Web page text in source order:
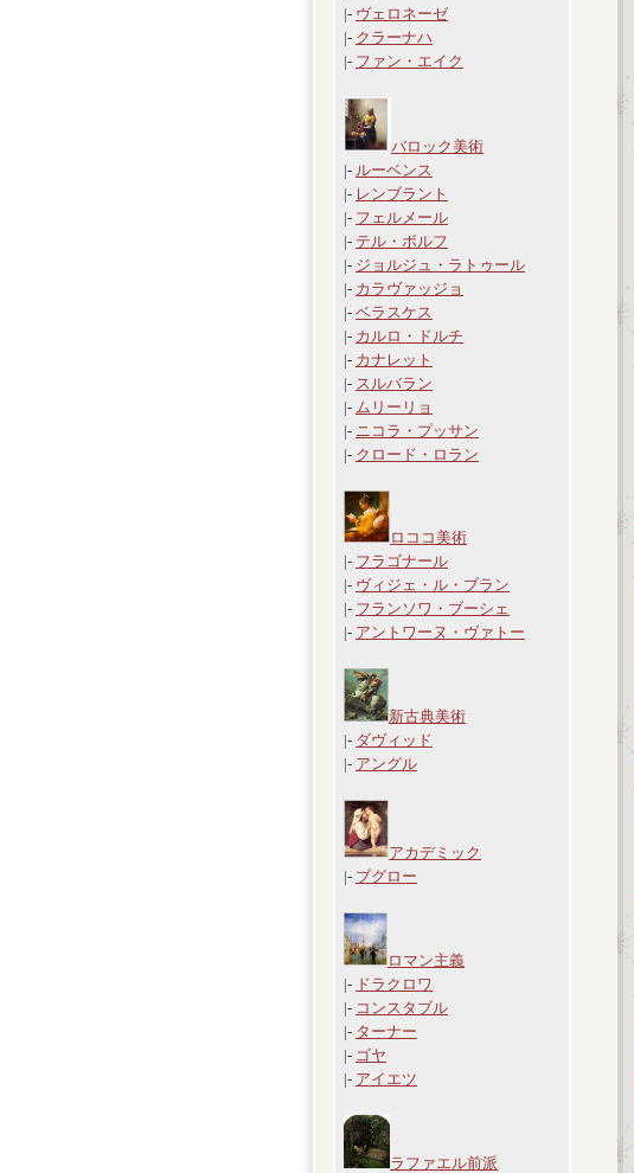
|- ヴェロネーゼ
|- クラーナハ
|- ファン・エイク
バロック美術
|- ルーベンス
|- レンブラント
|- フェルメール
|- テル・ボルフ
|- ジョルジュ・ラトゥール
|- カラヴァッジョ
|- ベラスケス
|- カルロ・ドルチ
|- カナレット
|- スルバラン
|- ムリーリョ
|- ニコラ・プッサン
|- クロード・ロラン
ロココ美術
|- フラゴナール
|- ヴィジェ・ル・ブラン
|- フランソワ・ブーシェ
|- アントワーヌ・ヴァトー
新古典美術
|- ダヴィッド
|- アングル
アカデミック
|- ブグロー
ロマン主義
|- ドラクロワ
|- コンスタブル
|- ターナー
|- ゴヤ
|- アイエツ
ラファエル前派